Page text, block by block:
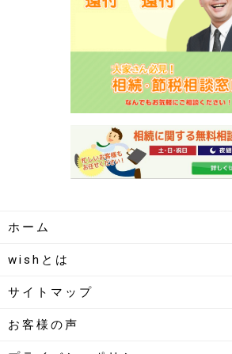
ホーム
wishとは
サイトマップ
お客様の声